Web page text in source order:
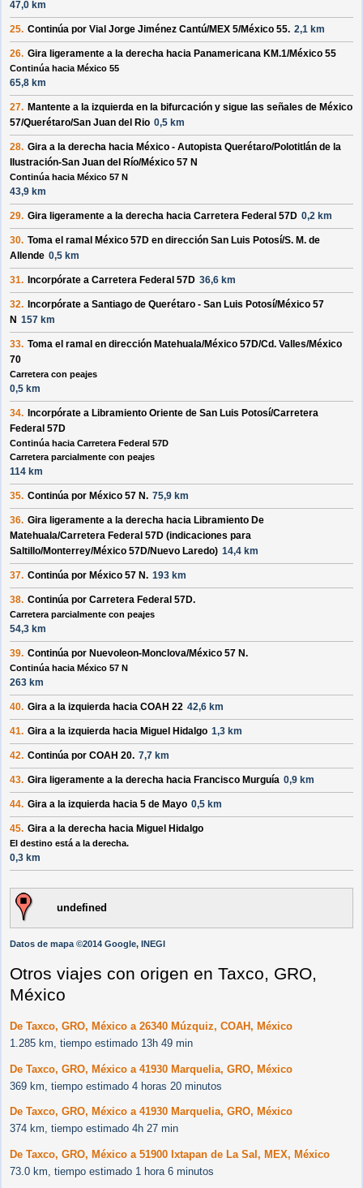
47,0 km
25. Continúa por Vial Jorge Jiménez Cantú/MEX 5/México 55. 2,1 km
26. Gira ligeramente a la derecha hacia Panamericana KM.1/México 55
Continúa hacia México 55
65,8 km
27. Mantente a la izquierda en la bifurcación y sigue las señales de México
57/Querétaro/San Juan del Rio 0,5 km
28. Gira a la derecha hacia México - Autopista Querétaro/Polotitlán de la
Ilustración-San Juan del Río/México 57 N
Continúa hacia México 57 N
43,9 km
29. Gira ligeramente a la derecha hacia Carretera Federal 57D 0,2 km
30. Toma el ramal México 57D en dirección San Luis Potosí/S. M. de
Allende 0,5 km
31. Incorpórate a Carretera Federal 57D 36,6 km
32. Incorpórate a Santiago de Querétaro - San Luis Potosí/México 57
N 157 km
33. Toma el ramal en dirección Matehuala/México 57D/Cd. Valles/México
70
Carretera con peajes
0,5 km
34. Incorpórate a Libramiento Oriente de San Luis Potosí/Carretera
Federal 57D
Continúa hacia Carretera Federal 57D
Carretera parcialmente con peajes
114 km
35. Continúa por México 57 N. 75,9 km
36. Gira ligeramente a la derecha hacia Libramiento De
Matehuala/Carretera Federal 57D (indicaciones para
Saltillo/Monterrey/México 57D/Nuevo Laredo) 14,4 km
37. Continúa por México 57 N. 193 km
38. Continúa por Carretera Federal 57D.
Carretera parcialmente con peajes
54,3 km
39. Continúa por Nuevoleon-Monclova/México 57 N.
Continúa hacia México 57 N
263 km
40. Gira a la izquierda hacia COAH 22 42,6 km
41. Gira a la izquierda hacia Miguel Hidalgo 1,3 km
42. Continúa por COAH 20. 7,7 km
43. Gira ligeramente a la derecha hacia Francisco Murguía 0,9 km
44. Gira a la izquierda hacia 5 de Mayo 0,5 km
45. Gira a la derecha hacia Miguel Hidalgo
El destino está a la derecha.
0,3 km
undefined
Datos de mapa ©2014 Google, INEGI
Otros viajes con origen en Taxco, GRO,
México
De Taxco, GRO, México a 26340 Múzquiz, COAH, México
1.285 km, tiempo estimado 13h 49 min
De Taxco, GRO, México a 41930 Marquelia, GRO, México
369 km, tiempo estimado 4 horas 20 minutos
De Taxco, GRO, México a 41930 Marquelia, GRO, México
374 km, tiempo estimado 4h 27 min
De Taxco, GRO, México a 51900 Ixtapan de La Sal, MEX, México
73.0 km, tiempo estimado 1 hora 6 minutos